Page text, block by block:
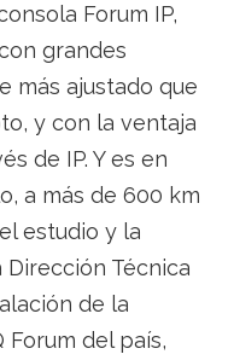
Forum IP,
grandes
más ajustado que
y con la ventaja
de IP. Y es en
a más de 600 km
estudio y la
Técnica
de la
Forum del país,